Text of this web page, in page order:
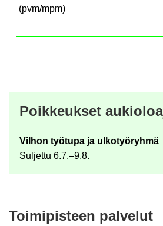
(pvm/mpm)
Poik­keuk­set
Vil­hon työ­tu­pa ja ul­ko­työ­ryh­mä
Sul­jet­tu 6.7.–9.8.
Toi­mi­pis­teen pal­ve­lut